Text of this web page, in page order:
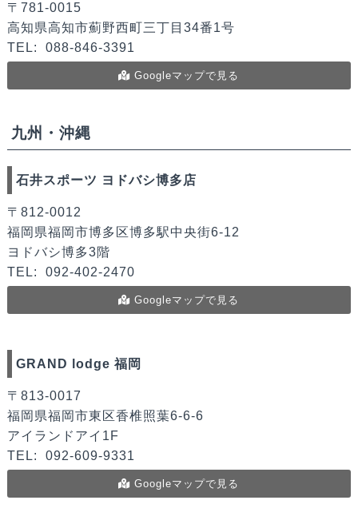
〒781-0015
高知県高知市薊野西町三丁目34番1号
TEL:
088-846-3391
Googleマップで見る
九州・沖縄
石井スポーツ ヨドバシ博多店
〒812-0012
福岡県福岡市博多区博多駅中央街6-12
ヨドバシ博多3階
TEL:
092-402-2470
Googleマップで見る
GRAND lodge 福岡
〒813-0017
福岡県福岡市東区香椎照葉6-6-6
アイランドアイ1F
TEL:
092-609-9331
Googleマップで見る